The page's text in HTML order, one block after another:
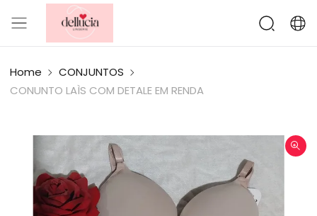
Home
CONJUNTOS
CONUNTO LAÌS COM DETALE EM RENDA